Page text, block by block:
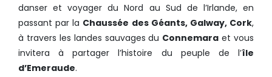
danser et voyager du Nord au Sud de l’Irlande, en
passant par la Chaussée des Géants, Galway, Cork,
à travers les landes sauvages du Connemara et vous
invitera à partager l’histoire du peuple de l’île
d’Emeraude.